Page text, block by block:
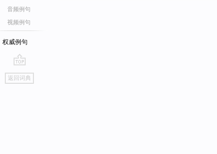
音频例句
视频例句
权威例句
go
top
返回词典